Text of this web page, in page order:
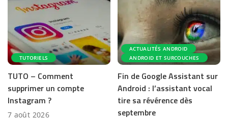
TUTORIELS
TUTO – Comment
supprimer un compte
Instagram ?
7 août 2026
ACTUALITÉS ANDROID
ANDROID ET SURCOUCHES
Fin de Google Assistant sur
Android : l’assistant vocal
tire sa révérence dès
septembre